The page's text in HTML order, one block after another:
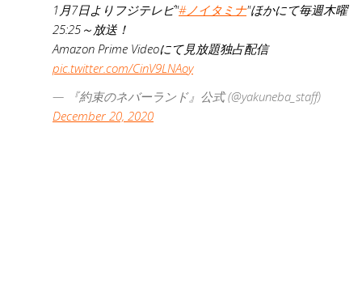
1月7日よりフジテレビ"#ノイタミナ"ほかにて毎週木曜
25:25～放送！
Amazon Prime Videoにて見放題独占配信
pic.twitter.com/CinV9LNAoy
— 『約束のネバーランド』公式 (@yakuneba_staff)
December 20, 2020